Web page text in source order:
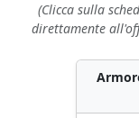
(Clicca sulla
direttamente